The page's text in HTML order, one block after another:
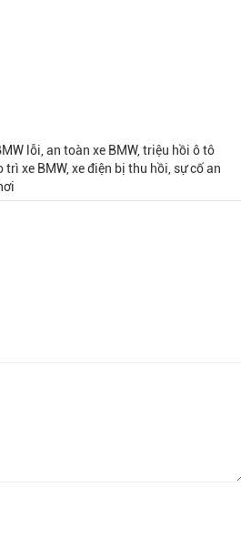
lỗi, an toàn xe BMW, triệu hồi ô tô
xe BMW, xe điện bị thu hồi, sự cố an